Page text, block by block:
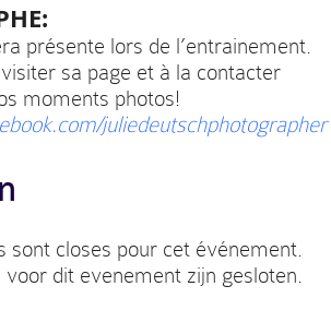
présente lors de l’entrainement.
sa page et à la contacter
moments photos!
juliedeutschphotographer
sont closes pour cet événement.
dit evenement zijn gesloten.